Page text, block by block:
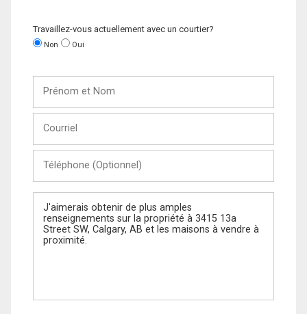
Travaillez-vous actuellement avec un courtier?
Non Oui
Nom
(Optionnel)
Message